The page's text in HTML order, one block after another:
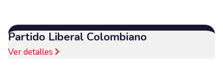
Partido Liberal Colombiano
Ver detalles